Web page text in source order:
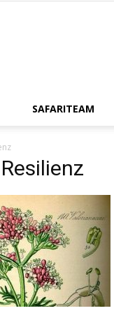
SAFARITEAM